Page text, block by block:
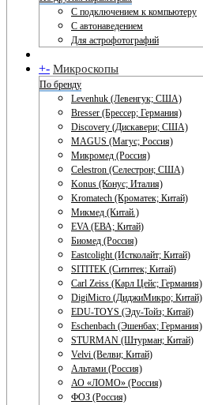
С подключением к компьютеру
С автонаведением
Для астрофотографий
+- Микроскопы
По бренду
Levenhuk (Левенгук; США)
Bresser (Брессер; Германия)
Discovery (Дискавери; США)
MAGUS (Магус; Россия)
Микромед (Россия)
Celestron (Селестрон; США)
Konus (Конус; Италия)
Kromatech (Кроматек; Китай)
Микмед (Китай.)
EVA (ЕВА; Китай)
Биомед (Россия)
Eastcolight (Истколайт; Китай)
SITITEK (Сититек; Китай)
Carl Zeiss (Карл Цейс; Германия)
DigiMicro (ДиджиМикро; Китай)
EDU-TOYS (Эду-Тойз; Китай)
Eschenbach (Эшенбах; Германия)
STURMAN (Штурман; Китай)
Velvi (Велви; Китай)
Альтами (Россия)
АО «ЛОМО» (Россия)
ФОЗ (Россия)